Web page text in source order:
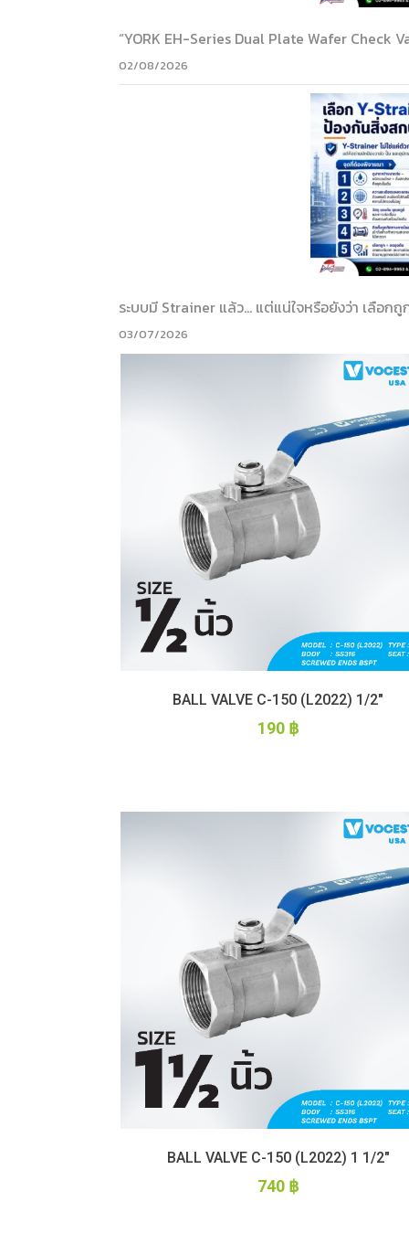
“YORK EH-Series Dual Plate Wafer Check
02/08/2026
ระบบมี Strainer แล้ว… แต่แน่ใจหรือยังว่า เลือกถู
03/07/2026
BALL VALVE C-150 (L2022) 1/2″
190 ฿
BALL VALVE C-150 (L2022) 1 1/2″
740 ฿